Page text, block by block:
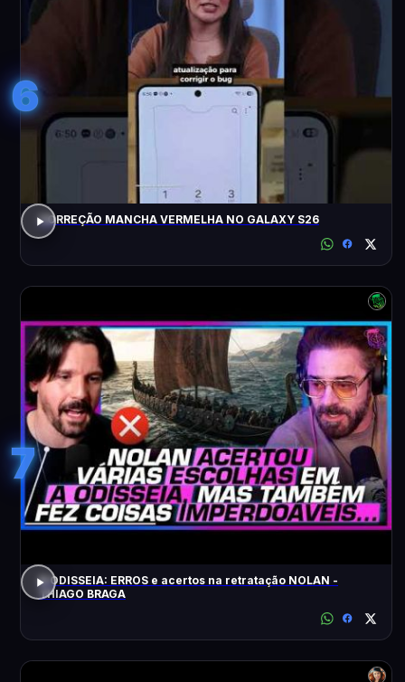
6
CORREÇÃO MANCHA VERMELHA NO GALAXY S26
7
A ODISSEIA: ERROS e acertos na retratação NOLAN -
THIAGO BRAGA